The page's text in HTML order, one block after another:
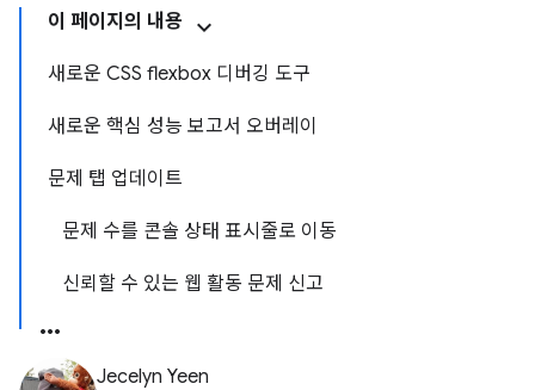
이 페이지의 내용
새로운 CSS flexbox 디버깅 도구
새로운 핵심 성능 보고서 오버레이
문제 탭 업데이트
문제 수를 콘솔 상태 표시줄로 이동
신뢰할 수 있는 웹 활동 문제 신고
Jecelyn Yeen